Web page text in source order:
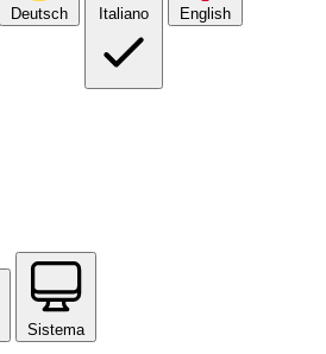
Deutsch Italiano English
Sistema